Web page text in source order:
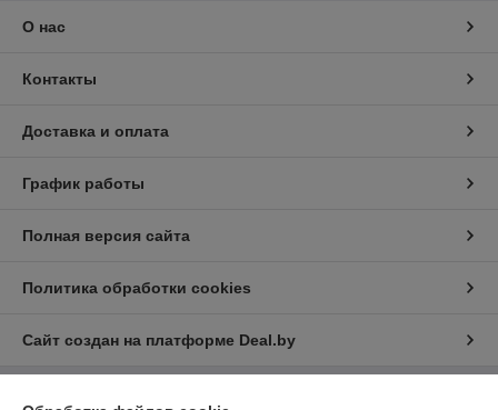
О нас
Контакты
Доставка и оплата
График работы
Полная версия сайта
Политика обработки cookies
Сайт создан на платформе Deal.by